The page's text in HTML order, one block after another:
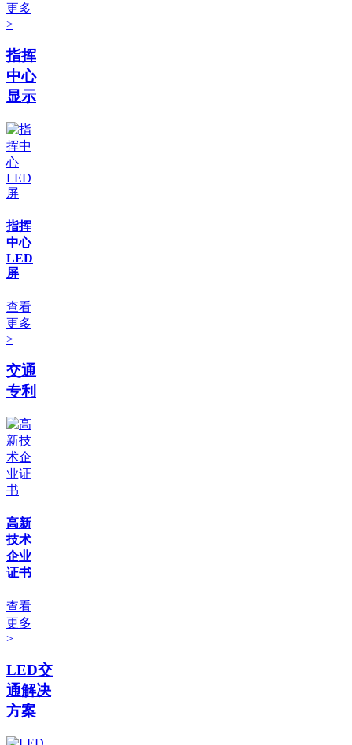
更多
>
指挥
中心
显示
指挥
中心
LED
屏
查看
更多
>
交通
专利
高新
技术
企业
证书
查看
更多
>
LED交
通解决
方案